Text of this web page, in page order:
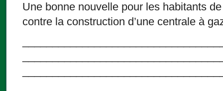
Une bonne nouvelle pour les habitants
contre la construction d’une centrale à